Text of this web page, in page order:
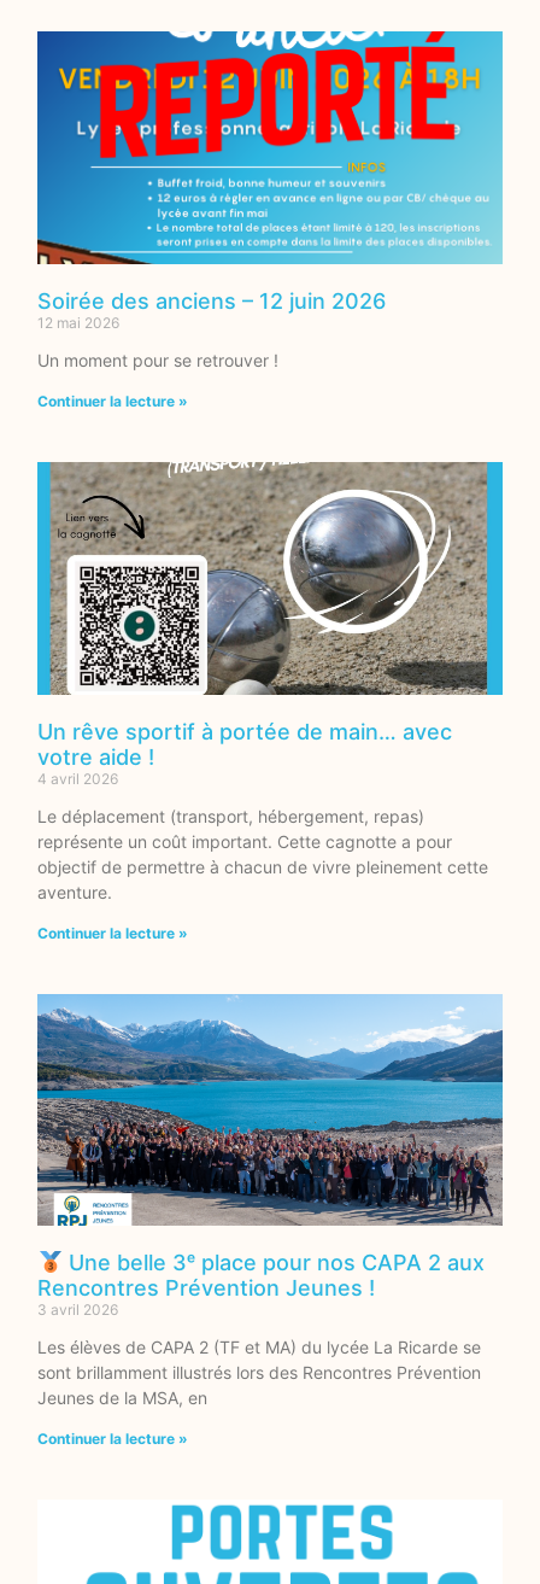
Soirée des anciens – 12 juin 2026
12 mai 2026
Un moment pour se retrouver !
Continuer la lecture »
Un rêve sportif à portée de main… avec
votre aide !
4 avril 2026
Le déplacement (transport, hébergement, repas)
représente un coût important. Cette cagnotte a pour
objectif de permettre à chacun de vivre pleinement cette
aventure.
Continuer la lecture »
Une belle 3ᵉ place pour nos CAPA 2 aux
Rencontres Prévention Jeunes !
3 avril 2026
Les élèves de CAPA 2 (TF et MA) du lycée La Ricarde se
sont brillamment illustrés lors des Rencontres Prévention
Jeunes de la MSA, en
Continuer la lecture »